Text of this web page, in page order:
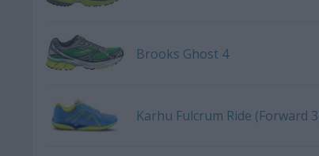
Brooks Ghost 4
Karhu Fulcrum Ride (Forward